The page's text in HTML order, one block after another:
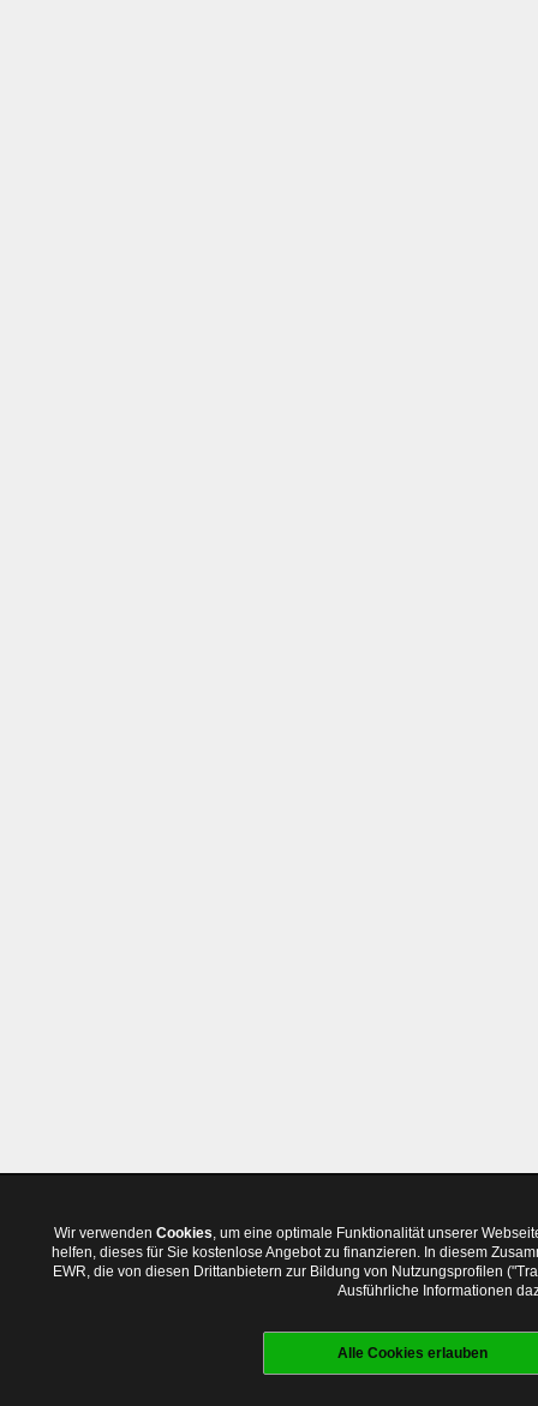
Wir verwenden Cookies, um eine optimale Funktionalität unserer
helfen, dieses für Sie kostenlose Angebot zu finanzieren. In diesem
EWR, die von diesen Drittanbietern zur Bildung von Nutzungsprofilen
Ausführliche Informationen
Alle Cookies erlauben